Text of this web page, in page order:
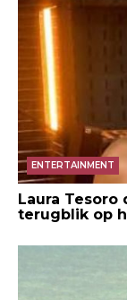
ENTERTAINMENT
Laura
terugblik op